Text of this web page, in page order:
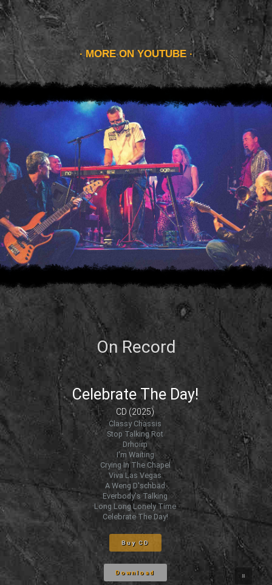
MORE ON YOUTUBE
On Record
Celebrate The Day!
CD (2025)
Classy Chassis
Stop Talking Rot
Drhoim
I'm Waiting
Crying In The Chapel
Viva Las Vegas
A Weng D'schbäd
Everbody's Talking
Long Long Lonely Time
Celebrate The Day!
Buy CD
Download